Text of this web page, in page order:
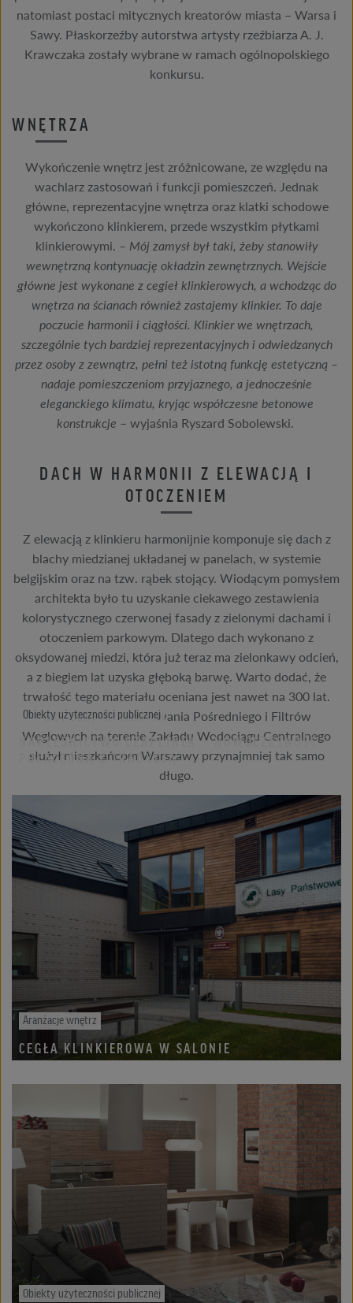
natomiast postaci mitycznych kreatorów miasta – Warsa i
Sawy. Płaskorzeźby autorstwa artysty rzeźbiarza A. J.
Krawczaka zostały wybrane w ramach ogólnopolskiego
konkursu.
WNĘTRZA
Wykończenie wnętrz jest zróżnicowane, ze względu na
wachlarz zastosowań i funkcji pomieszczeń. Jednak
główne, reprezentacyjne wnętrza oraz klatki schodowe
wykończono klinkierem, przede wszystkim płytkami
klinkierowymi. – Mój zamysł był taki, żeby stanowiły
wewnętrzną kontynuację okładzin zewnętrznych. Wejście
główne jest wykonane z cegieł klinkierowych, a wchodząc do
wnętrza na ścianach również zastajemy klinkier. To daje
poczucie harmonii i ciągłości. Klinkier we wnętrzach,
szczególnie tych bardziej reprezentacyjnych i odwiedzanych
przez osoby z zewnątrz, pełni też istotną funkcję estetyczną –
nadaje pomieszczeniom przyjaznego, a jednocześnie
eleganckiego klimatu, kryjąc współczesne betonowe
konstrukcje – wyjaśnia Ryszard Sobolewski.
DACH W HARMONII Z ELEWACJĄ I
OTOCZENIEM
Z elewacją z klinkieru harmonijnie komponuje się dach z
blachy miedzianej układanej w panelach, w systemie
belgijskim oraz na tzw. rąbek stojący. Wiodącym pomysłem
architekta było tu uzyskanie ciekawego zestawienia
kolorystycznego czerwonej fasady z zielonymi dachami i
otoczeniem parkowym. Dlatego dach wykonano z
oksydowanej miedzi, która już teraz ma zielonkawy odcień,
a z biegiem lat uzyska głęboką barwę. Warto dodać, że
trwałość tego materiału oceniana jest nawet na 300 lat.
Oby budynek Ozonowania Pośredniego i Filtrów
Węglowych na terenie Zakładu Wodociągu Centralnego
służył mieszkańcom Warszawy przynajmniej tak samo
długo.
Obiekty użyteczności publicznej
NADLEŚNICTWO CZAPLINEK – NOWOCZESNOŚĆ
POŁĄCZONA Z TRADYCJĄ
Aranżacje wnętrz
CEGŁA KLINKIEROWA W SALONIE
Obiekty użyteczności publicznej